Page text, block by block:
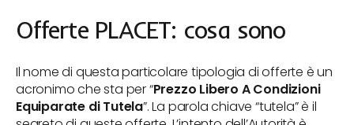
Offerte PLACET: cosa sono
Il nome di questa particolare tipologia di offerte è un
acronimo che sta per “Prezzo Libero A Condizioni
Equiparate di Tutela”. La parola chiave “tutela” è il